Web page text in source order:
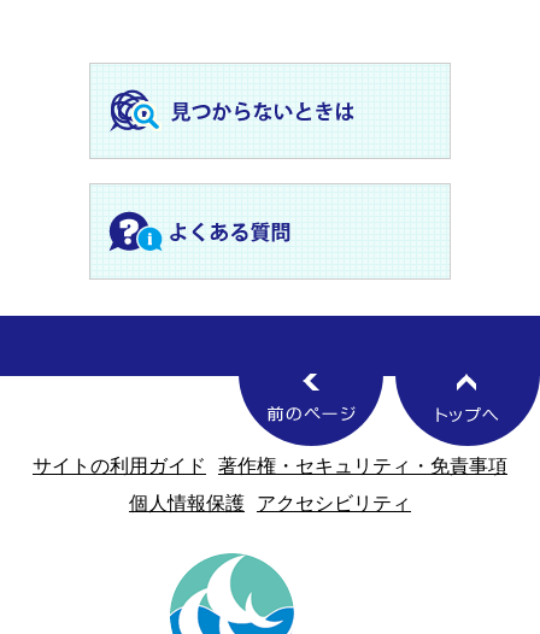
サイトの利用ガイド
著作権・セキュリティ・免責事項
個人情報保護
アクセシビリティ